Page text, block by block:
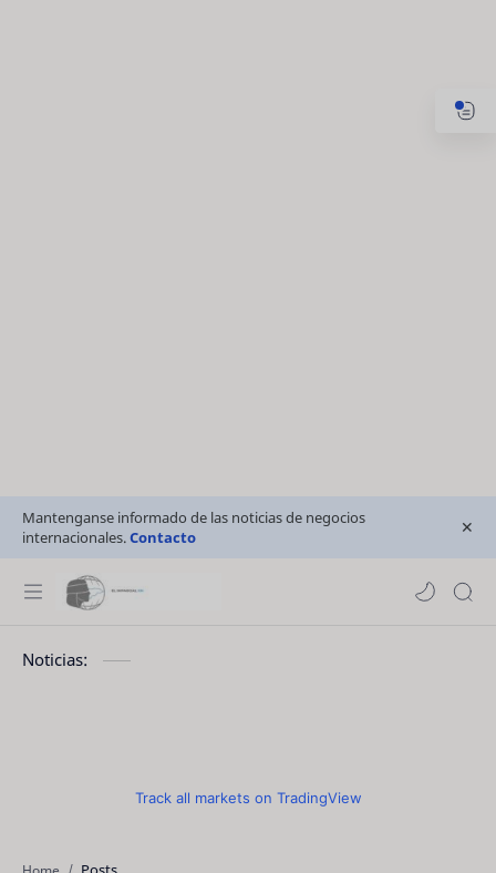
Mantenganse informado de las noticias de negocios
internacionales.Contacto
Noticias:
Track all markets on TradingView